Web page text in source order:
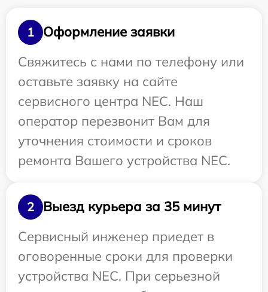
1
Оформление заявки
Свяжитесь с нами по телефону или
оставьте заявку на сайте
сервисного центра NEC. Наш
оператор перезвонит Вам для
уточнения стоимости и сроков
ремонта Вашего устройства NEC.
2
Выезд курьера за 35 минут
Сервисный инженер приедет в
оговоренные сроки для проверки
устройства NEC. При серьезной